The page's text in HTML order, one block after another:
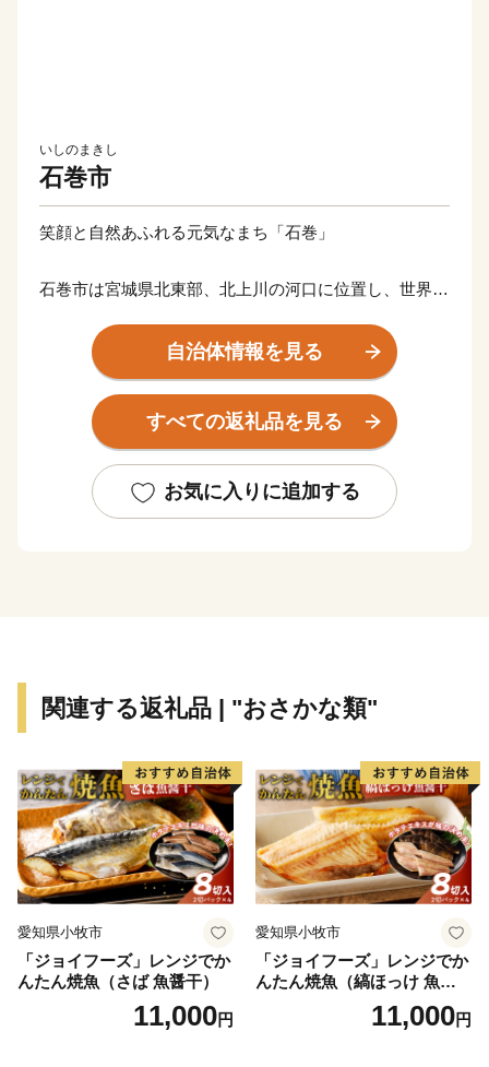
いしのまきし
石巻市
笑顔と自然あふれる元気なまち「石巻」
石巻市は宮城県北東部、北上川の河口に位置し、世界三
海岸沿いは多様な魚が集まる地形であり、また世界有数
の植物プランクトンの発生地でもあることから、かき、
ほや、帆立などがおいしく育ちます。
山・川・海・島といった多様な自然や、石ノ森萬画館を
東日本大震災で一度は壊滅的な被害を受けた地元産業で
したが、全国の皆様からのご支援を受け、魅力的な特産
自治体情報を見る
すべての返礼品を見る
お気に入りに追加する
関連する返礼品 | "おさかな類"
愛知県小牧市
「ジョイフーズ」レンジでか
んたん焼魚（さば 魚醤干）
11,000円
愛知県小牧市
「ジョイフーズ」レンジでか
んたん焼魚（縞ほっけ 魚醤
11,000円